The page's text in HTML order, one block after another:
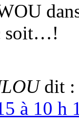
soit…!
dit :
à 10 h